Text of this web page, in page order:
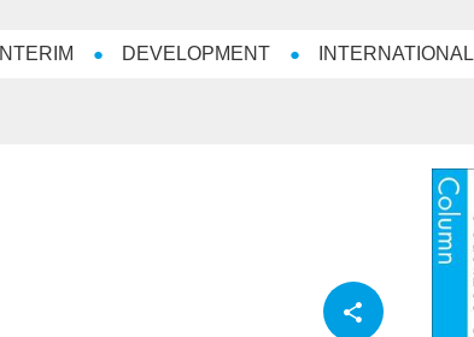
INTERIM DEVELOPMENT INTERNATIONAL